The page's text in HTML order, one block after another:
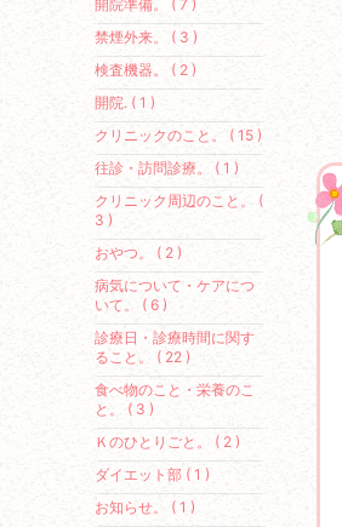
開院準備。 ( 7 )
禁煙外来。 ( 3 )
検査機器。 ( 2 )
開院. ( 1 )
クリニックのこと。 ( 15 )
往診・訪問診療。 ( 1 )
クリニック周辺のこと。 (
3 )
おやつ。 ( 2 )
病気について・ケアにつ
いて。 ( 6 )
診療日・診療時間に関す
ること。 ( 22 )
食べ物のこと・栄養のこ
と。 ( 3 )
Ｋのひとりごと。 ( 2 )
ダイエット部 ( 1 )
お知らせ。 ( 1 )